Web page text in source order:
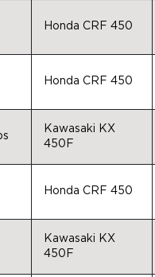
Honda CRF 450
Honda CRF 450
Kawasaki KX
450F
Honda CRF 450
Kawasaki KX
450F